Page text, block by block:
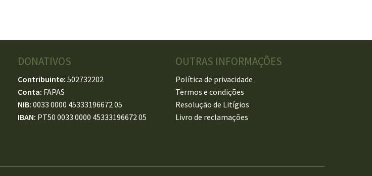
DONATIVOS
Contribuinte: 502732202
Conta: FAPAS
NIB: 0033 0000 45333196672 05
IBAN: PT50 0033 0000 45333196672 05
OUTRAS INFORMAÇÕES
Política de privacidade
Termos e condições
Resolução de Litígios
Livro de reclamações